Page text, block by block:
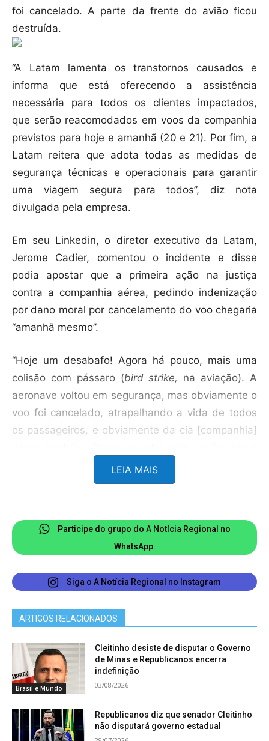
foi cancelado. A parte da frente do avião ficou
destruída.
“A Latam lamenta os transtornos causados e
informa que está oferecendo a assistência
necessária para todos os clientes impactados,
que serão reacomodados em voos da companhia
previstos para hoje e amanhã (20 e 21). Por fim, a
Latam reitera que adota todas as medidas de
segurança técnicas e operacionais para garantir
uma viagem segura para todos”, diz nota
divulgada pela empresa.
Em seu Linkedin, o diretor executivo da Latam,
Jerome Cadier, comentou o incidente e disse
podia apostar que a primeira ação na justiça
contra a companhia aérea, pedindo indenização
por dano moral por cancelamento do voo chegaria
“amanhã mesmo”.
“Hoje um desabafo! Agora há pouco, mais uma
colisão com pássaro (bird strike, na aviação). A
aeronave voltou em segurança, mas obviamente o
voo foi cancelado, atrapalhando a vida de todos
os passageiros, e obviamente da cia [companhia]
primeira ação na justiça contra a cia aérea,
pedindo indenização por dano moral por
pergunta é: quem paga a conta?”, escreveu o
executivo.
LEIA MAIS
Participe do grupo do A Notícia Regional no
WhatsApp.
Siga o A Notícia Regional no Instagram
ARTIGOS RELACIONADOS
Brasil e Mundo
Cleitinho desiste de disputar o Governo
de Minas e Republicanos encerra
indefinição
03/08/2026
Republicanos diz que senador Cleitinho
não disputará governo estadual